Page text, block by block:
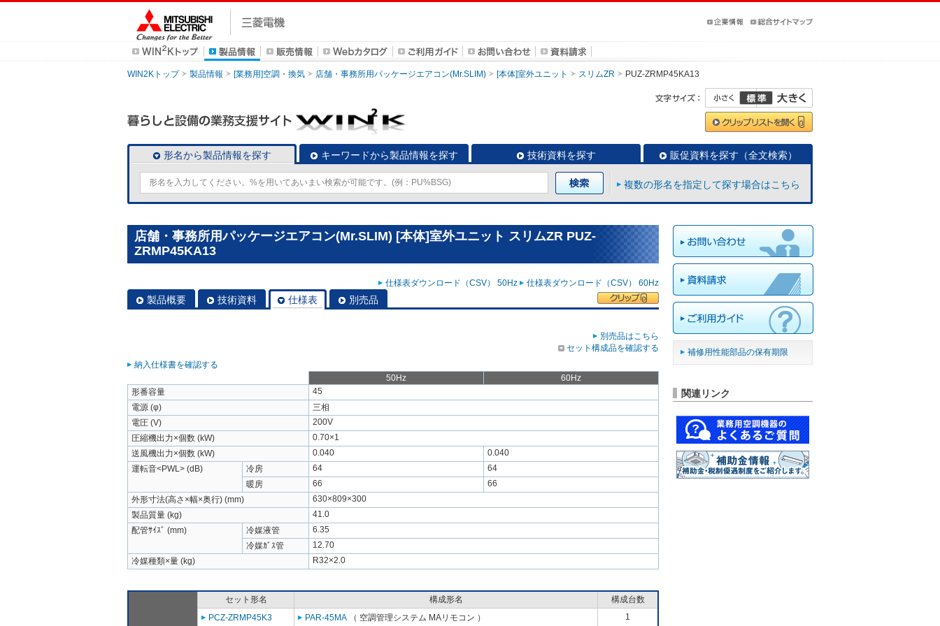
WIN2Kトップ 製品情報 [業務用]空調・換気 店舗・事務所用パッケージエアコン(Mr.SLIM) [本体]室外ユニット スリムZR PUZ-ZRMP45KA13
形名から製品情報を探す キーワードから製品情報を探す 技術資料を探す 販促資料を探す（全文検索）
複数の形名を指定して探す場合はこちら
店舗・事務所用パッケージエアコン(Mr.SLIM) [本体]室外ユニット スリムZR PUZ-
ZRMP45KA13
仕様表ダウンロード（CSV） 50Hz 仕様表ダウンロード（CSV） 60Hz
製品概要 技術資料 仕様表 別売品
別売品はこちら
セット構成品を確認する
納入仕様書を確認する
50Hz
60Hz
形番容量
45
電源 (φ)
三相
電圧 (V)
200V
圧縮機出力×個数 (kW)
0.70×1
送風機出力×個数 (kW)
0.040
0.040
運転音<PWL> (dB)
冷房 64
64
暖房
66
66
外形寸法(高さ×幅×奥行) (mm)
630×809×300
製品質量 (kg)
41.0
配管ｻｲｽﾞ (mm)
冷媒液管
6.35
冷媒ｶﾞｽ管
12.70
冷媒種類×量 (kg)
R32×2.0
セット形名 構成形名
構成台数
PCZ-ZRMP45K3
PAR-45MA （ 空調管理システム MAリモコン ） 1
補修用性能部品の保有期限
関連リンク